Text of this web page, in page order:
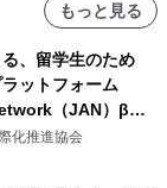
もっと見る
、留学生のため
ットフォーム
（JAN）β版
化推進協会